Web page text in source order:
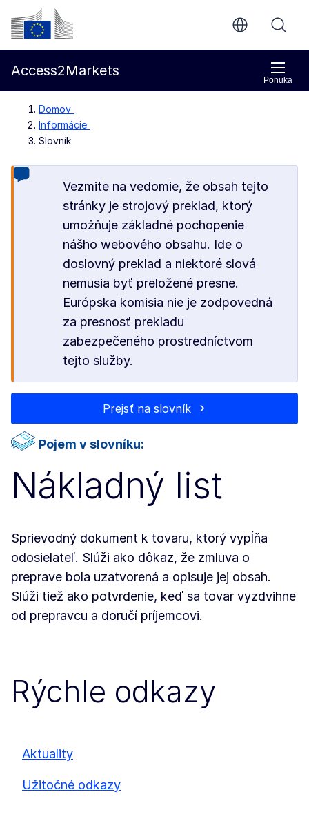
Prejsť na hlavný obsah
Európska komisia
Ponuka
Access2Markets
Domov
Informácie
Slovník
Vezmite na vedomie, že obsah tejto
stránky je strojový preklad, ktorý
umožňuje základné pochopenie
nášho webového obsahu. Ide o
doslovný preklad a niektoré slová
nemusia byť preložené presne.
Európska komisia nie je zodpovedná
za presnosť prekladu
zabezpečeného prostredníctvom
tejto služby.
Prejsť na slovník
Pojem v slovníku:
Nákladný list
Sprievodný dokument k tovaru, ktorý vypĺňa
odosielateľ. Slúži ako dôkaz, že zmluva o
preprave bola uzatvorená a opisuje jej obsah.
Slúži tiež ako potvrdenie, keď sa tovar vyzdvihne
od prepravcu a doručí príjemcovi.
Rýchle odkazy
Aktuality
Užitočné odkazy